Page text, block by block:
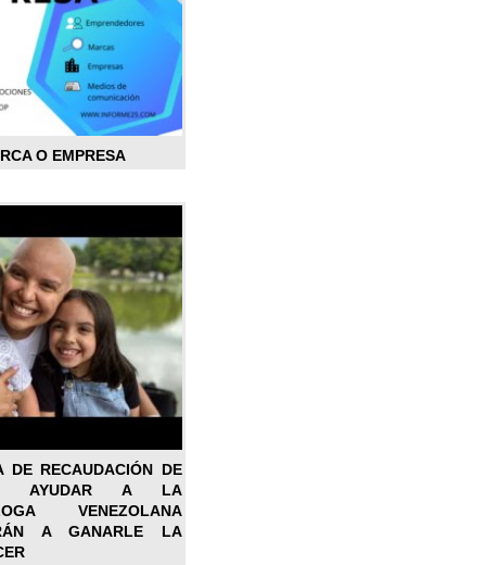
O EMPRESA
DE RECAUDACIÓN DE
AYUDAR A LA
VENEZOLANA
A GANARLE LA